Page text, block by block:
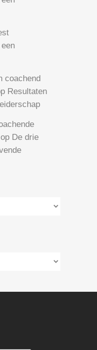
coachend
Resultaten
op De drie